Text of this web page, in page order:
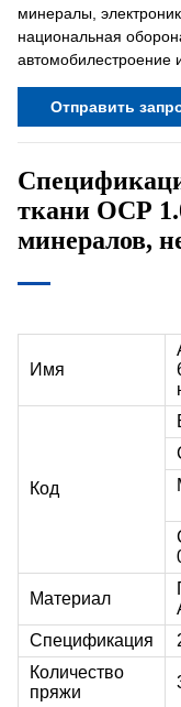
минералы,
национальная
автомобилестроение и
Отправить
ткани ОСР
минералов,
Имя
Код
Материал
Спецификация
Количество
пряжи